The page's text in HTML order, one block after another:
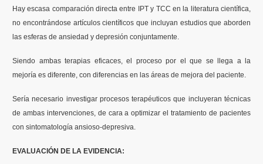
Hay escasa comparación directa entre IPT y TCC en la literatura científica,
no encontrándose artículos científicos que incluyan estudios que aborden
las esferas de ansiedad y depresión conjuntamente.
Siendo ambas terapias eficaces, el proceso por el que se llega a la
mejoría es diferente, con diferencias en las áreas de mejora del paciente.
Sería necesario investigar procesos terapéuticos que incluyeran técnicas
de ambas intervenciones, de cara a optimizar el tratamiento de pacientes
con sintomatología ansioso-depresiva.
EVALUACIÓN DE LA EVIDENCIA: